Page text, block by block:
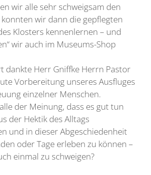
wir alle sehr schweigsam den
konnten wir dann die gepflegten
Klosters kennenlernen – und
wir auch im Museums-Shop
dankte Herr Gniffke Herrn Pastor
Vorbereitung unseres Ausfluges
einzelner Menschen.
der Meinung, dass es gut tun
der Hektik des Alltags
und in dieser Abgeschiedenheit
oder Tage erleben zu können –
einmal zu schweigen?